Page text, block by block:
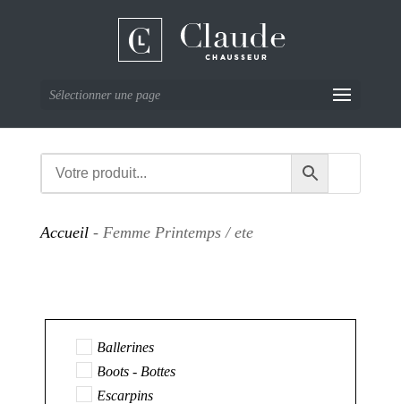
Sélectionner une page
Accueil- Femme Printemps / ete
Ballerines
Boots - Bottes
Escarpins